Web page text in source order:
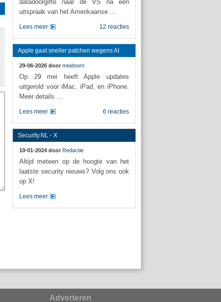
datadoorgifte naar de VS na een
uitspraak van het Amerikaanse ...
12 reacties
Lees meer
Apple gaat sneller patchen wegens AI
29-06-2026 door meidoorn
Op 29 mei heeft Apple updates
uitgerold voor iMac, iPad, en iPhone.
Meer details ...
6 reacties
Lees meer
Security.NL - X
10-01-2024 door Redactie
Altijd meteen op de hoogte van het
laatste security nieuws? Volg ons ook
op X!
Lees meer
Adverteren